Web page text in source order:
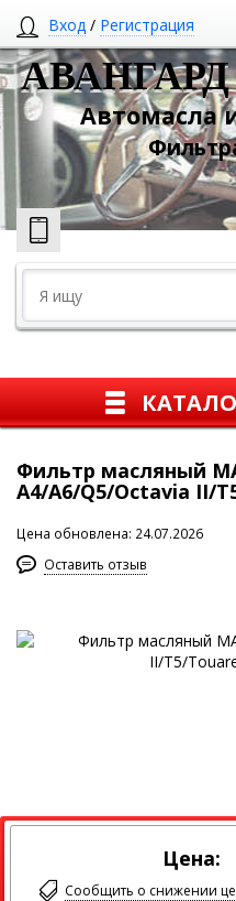
Вход / Регистрация
Автомасла
Ф
Фильтр масляный
A4/A6/Q5/Octavia II/
Цена обновлена: 24.07.2026
Оставить отзыв
Цена:
Сообщить о снижении